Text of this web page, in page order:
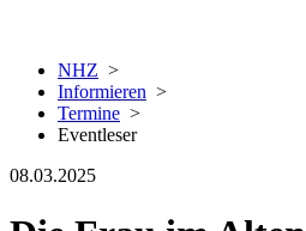
NHZ >
Informieren >
Termine >
Eventleser
08.03.2025